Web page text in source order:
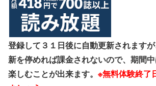
登録して３１日後に自動更新されます
新を停めれば課金されないので、期間
楽しむことが出来ます。 ※無料体験終了